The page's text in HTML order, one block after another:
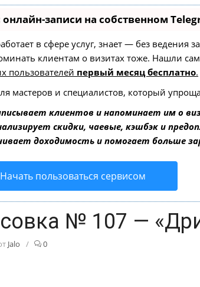
онлайн-записи на собственном
в сфере услуг, знает — без
клиентам о визитах тоже. Нашли
пользователей первый месяц бесплатно.
мастеров и специалистов, который
клиентов и напоминает им о
скидки, чаевые, кэшбэк и
доходимость и помогает больше
Начать пользоваться сервисом
№ 107 —
Jalo / 0